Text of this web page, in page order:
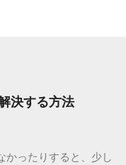
決する方法
かったりすると、少し